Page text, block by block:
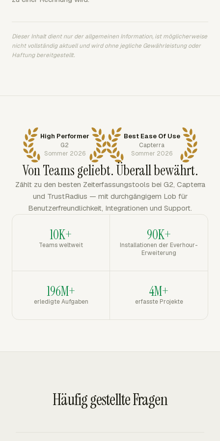
Dieser Inhalt dient nur der allgemeinen Information, ist möglicherweise
nicht vollständig aktuell und wird ohne jegliche Gewährleistung oder
Haftung bereitgestellt.
High Performer
G2
Sommer 2026
Best Ease Of Use
Capterra
Sommer 2026
Von Teams geliebt. Überall bewährt.
Zählt zu den besten Zeiterfassungstools bei G2, Capterra
und TrustRadius — mit durchgängigem Lob für
Benutzerfreundlichkeit, Integrationen und Support.
10K+
Teams weltweit
90K+
Installationen der Everhour-
Erweiterung
196M+
erledigte Aufgaben
4M+
erfasste Projekte
Häufig gestellte Fragen